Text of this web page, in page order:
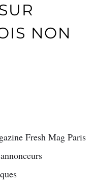
NON
Fresh Mag Paris